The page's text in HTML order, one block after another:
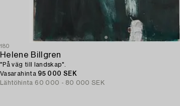
180
Helene Billgren
"På väg till landskap".
Vasarahinta 95 000 SEK
Lähtöhinta 60 000 - 80 000 SEK